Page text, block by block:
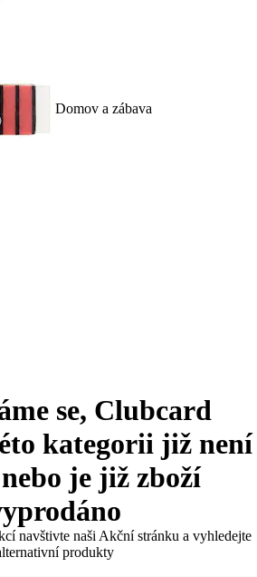
Domov a zábava
se, Clubcard
kategorii již není
je již zboží
navštivte naši Akční stránku a vyhledejte
produkty